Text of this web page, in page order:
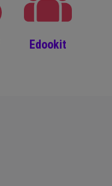
Edookit